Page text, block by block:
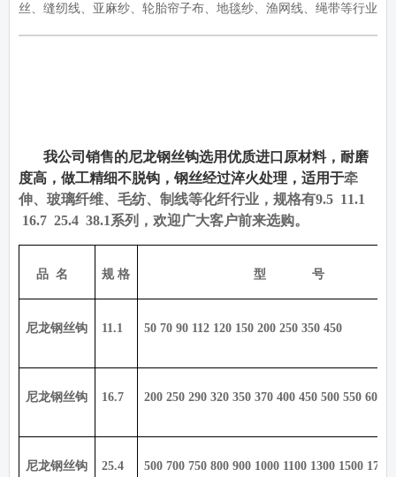
丝、缝纫线、亚麻纱、轮胎帘子布、地毯纱、渔网线、绳带等行业
我公司销售的尼龙钢丝钩选用优质进口原材料，耐磨
度高，做工精细不脱钩，钢丝经过淬火处理，适用于牵
伸、玻璃纤维、毛纺、制线等化纤行业，规格有9.5 11.1
16.7 25.4 38.1 系列，欢迎广大客户前来选购。
品 名 规 格 型 号
尼龙钢丝钩 11.1 50 70 90 112 120 150 200 250 350 450
尼龙钢丝钩 16.7 200 250 290 320 350 370 400 450 500 550 600
尼龙钢丝钩 25.4 500 700 750 800 900 1000 1100 1300 1500